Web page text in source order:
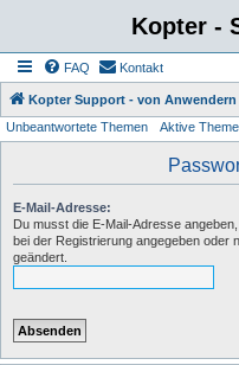
Kopter -
FAQ Kontakt
Kopter Support - von
Unbeantwortete Themen Aktive
E-Mail-Adresse:
Du musst die E-Mail-Adresse
bei der Registrierung angegeben oder
geändert.